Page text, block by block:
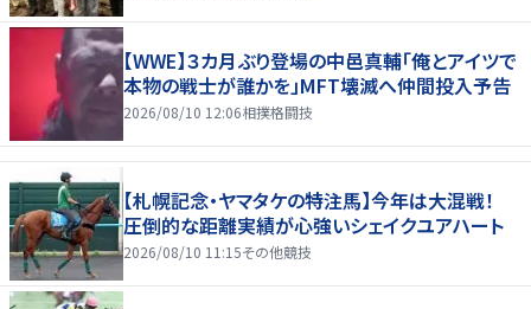
【WWE】３カ月ぶり登場の中邑真輔「俺とアイツで
本物の戦士が誰かを」MFT壊滅へ仲間投入予告
2026/08/10 12:06相撲格闘技
【札幌記念・ヤマタケの特注馬】今年は大混戦！
圧倒的な距離実績が心強いシェイクユアハート
2026/08/10 11:15その他競技